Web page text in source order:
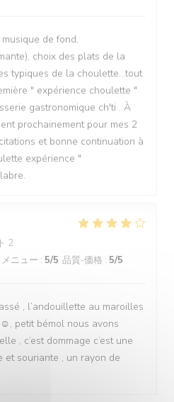
de fond,
choix des plats de la
typiques de la choulette...tout
" expérience choulette "
gastronomique ch'ti . À
prochainement pour mes 2
et bonne continuation à
expérience "
2
メニュー : 5/5 品質-価格 : 5/5
, l’andouillette au maroilles
petit bémol nous avons
, c’est dommage c’est une
et souriante , un rayon de